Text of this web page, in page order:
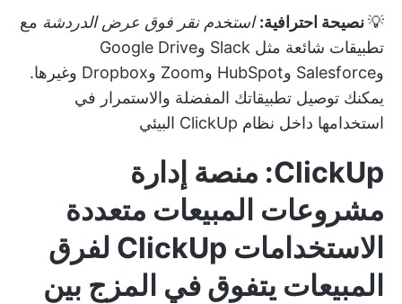
💡نصيحة احترافية: استخدمنقر فوق عرض الدردشة مع
تطبيقات شائعة مثل Slack وGoogle Drive
وSalesforce وHubSpot وZoom وDropbox وغيرها.
يمكنك توصيل تطبيقاتك المفضلة والاستمرار في
استخدامها داخل نظام ClickUp البيئي
ClickUp: منصة إدارة
مشروعات المبيعات متعددة
الاستخدامات
ClickUp لفرق
المبيعات يتفوق في المزج بين